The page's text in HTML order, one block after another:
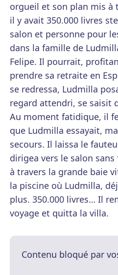
orgueil et son plan mis à
il y avait 350.000 livres
salon et personne pour
dans la famille de
Felipe. Il pourrait,
prendre sa retraite en
se redressa, Ludmilla
regard attendri, se saisit
Au moment fatidique, il
que Ludmilla essayait,
secours. Il laissa le
dirigea vers le salon
à travers la grande baie
la piscine où Ludmilla,
plus. 350.000 livres… Il
voyage et quitta la villa.
Contenu bloqué par